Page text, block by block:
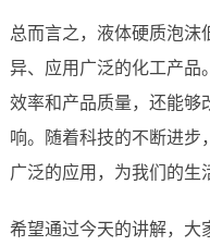
总而言之，液体硬质泡沫
异、应用广泛的化工产品
效率和产品质量，还能够
响。随着科技的不断进步
广泛的应用，为我们的生
希望通过今天的讲解，大